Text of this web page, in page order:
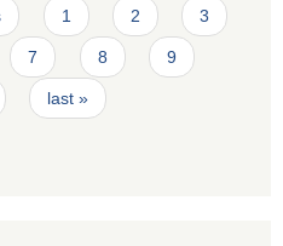
1 2 3
7 8 9
last »